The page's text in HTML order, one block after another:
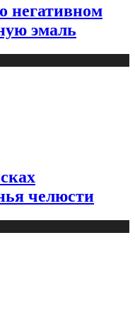
негативном
эмаль
челюсти